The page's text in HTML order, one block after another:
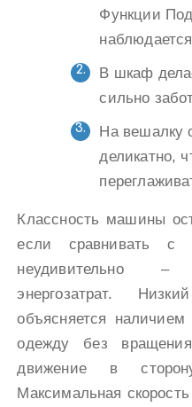
Функции
В шкаф
сильно
На вешалку
деликатно,
Классность машины
если сравнивать с
неудивительно
энергозатрат.
объясняется
одежду без
движение в
Максимальная